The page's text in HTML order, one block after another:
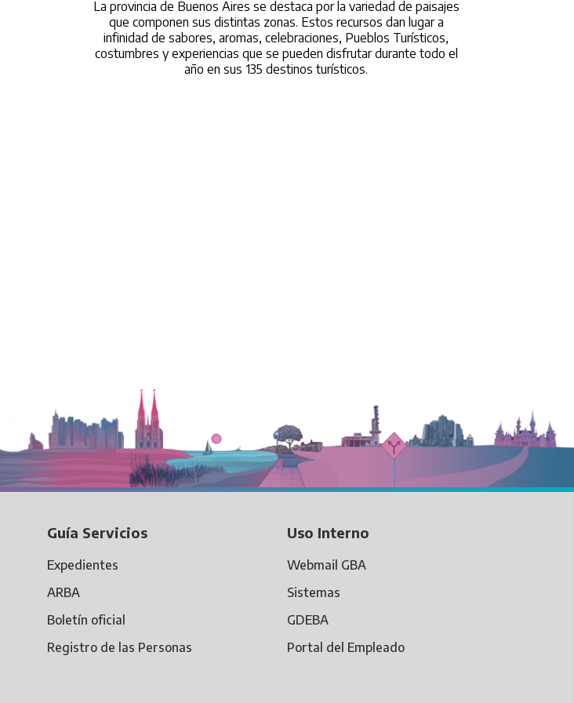
La provincia de Buenos Aires se destaca por la variedad de paisajes
que componen sus distintas zonas. Estos recursos dan lugar a
infinidad de sabores, aromas, celebraciones, Pueblos Turísticos,
costumbres y experiencias que se pueden disfrutar durante todo el
año en sus 135 destinos turísticos.
Guía Servicios
Expedientes
ARBA
Boletín oficial
Registro de las Personas
Uso Interno
Webmail GBA
Sistemas
GDEBA
Portal del Empleado